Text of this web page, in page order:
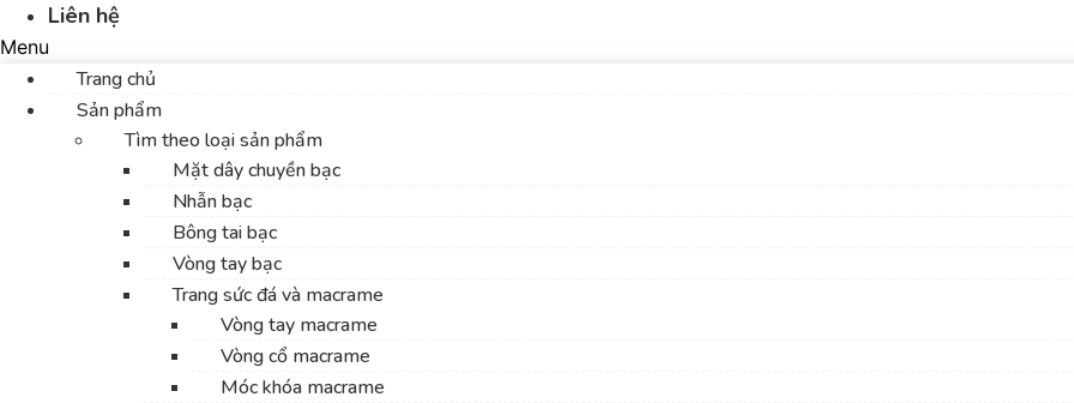
Liên hệ
Menu
Trang chủ
Sản phẩm
Tìm theo loại sản phẩm
Mặt dây chuyền bạc
Nhẫn bạc
Bông tai bạc
Vòng tay bạc
Trang sức đá và macrame
Vòng tay macrame
Vòng cổ macrame
Móc khóa macrame